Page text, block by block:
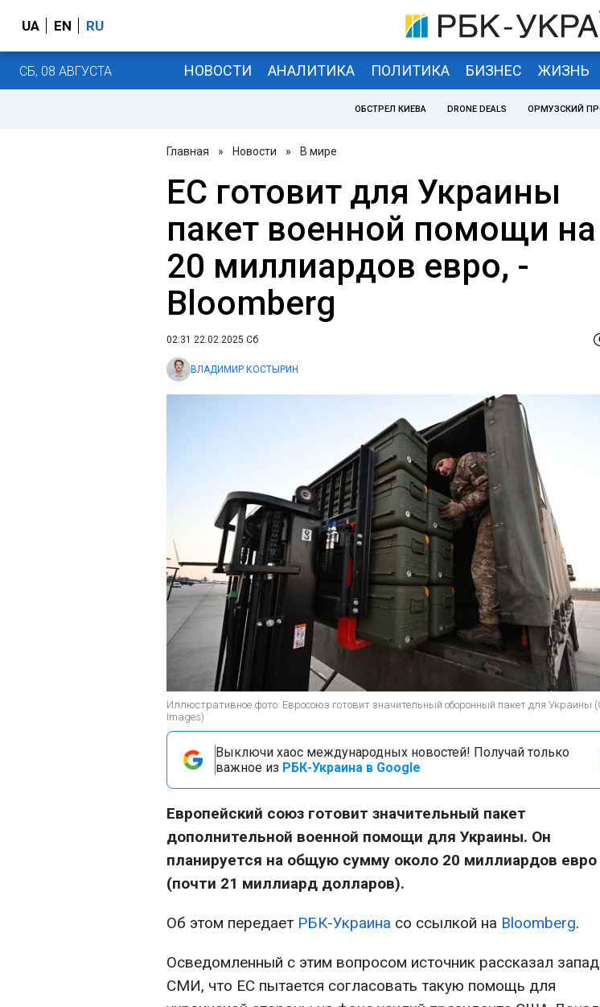
UA EN RU
СБ, 08 АВГУСТА НОВОСТИ АНАЛИТИКА ПОЛИТИКА БИЗНЕС ЖИЗНЬ
ОБСТРЕЛ КИЕВА DRONE DEALS ОРМУЗСКИЙ
Главная » Новости » В мире
ЕС готовит для Украины
пакет военной помощи на
20 миллиардов евро, -
Bloomberg
02:31 22.02.2025 Сб
ВЛАДИМИР КОСТЫРИН
Иллюстративное фото: Евросоюз готовит значительный оборонный пакет для Украины
Images)
Выключи хаос международных новостей! Получай только
важное из РБК-Украина в Google
Европейский союз готовит значительный пакет
дополнительной военной помощи для Украины. Он
планируется на общую сумму около 20 миллиардов евро
(почти 21 миллиард долларов).
Об этом передает РБК-Украина со ссылкой на Bloomberg.
Осведомленный с этим вопросом источник рассказал
СМИ, что ЕС пытается согласовать такую помощь для